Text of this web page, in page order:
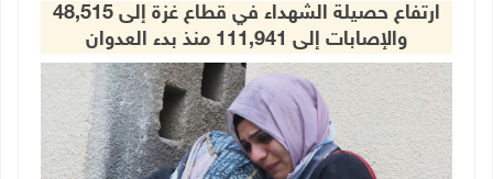
ارتفاع حصيلة الشهداء في قطاع غزة إلى 48,515
والإصابات إلى 111,941 منذ بدء العدوان